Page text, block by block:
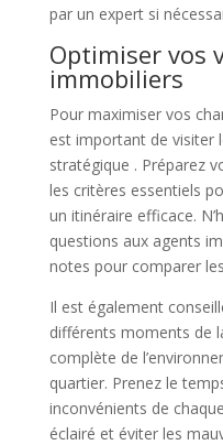
par un expert si
Optimiser vos
immobiliers
Pour maximiser vos
est important de visiter
stratégique . Préparez
les critères essentiels
un itinéraire efficace.
questions aux agents
notes pour comparer
Il est également
différents moments de
complète de
quartier. Prenez le
inconvénients de
éclairé et éviter les